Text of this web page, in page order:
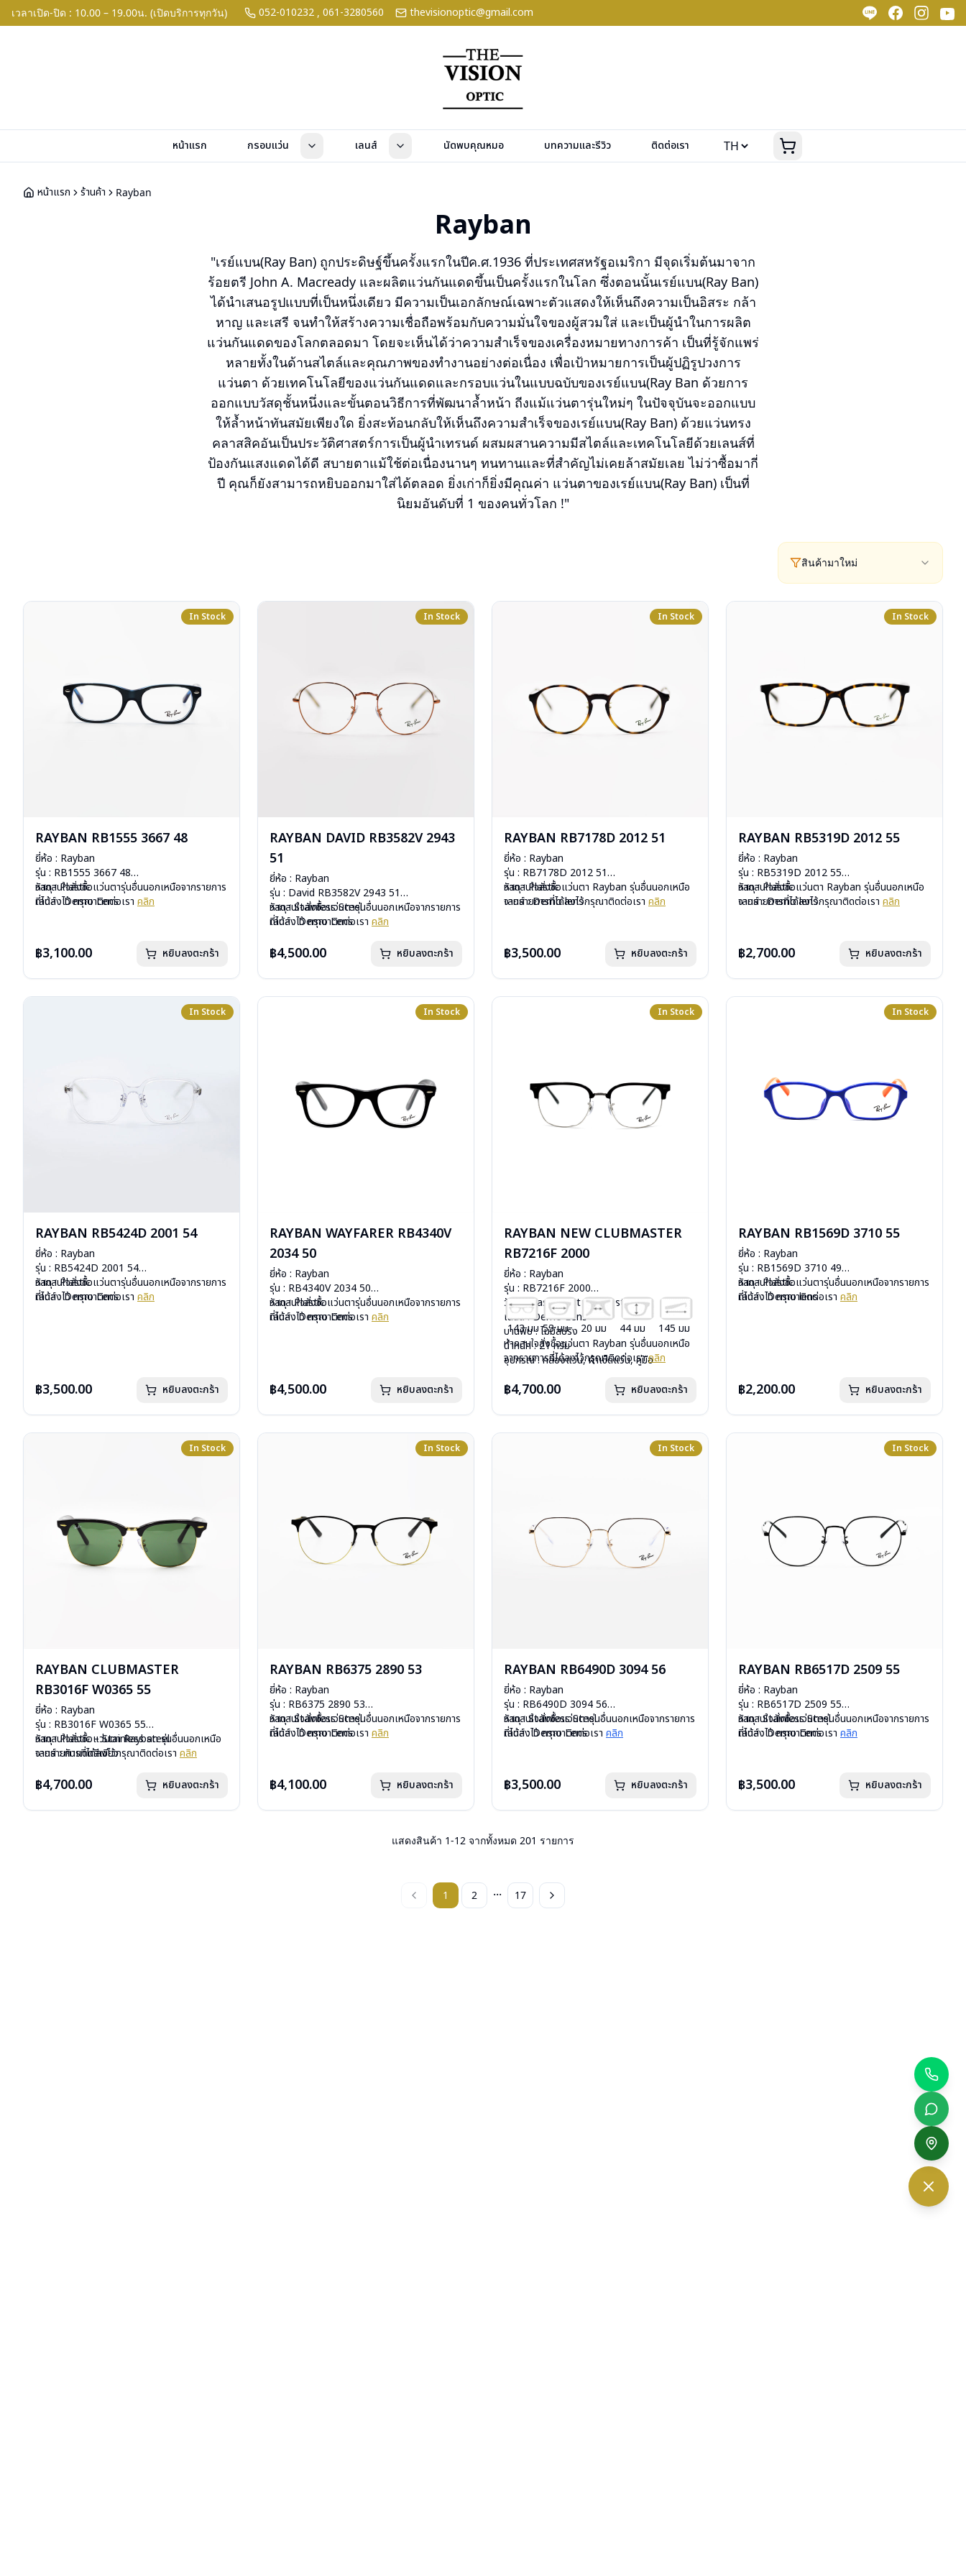
เวลาเปิด-ปิด : 10.00 – 19.00น. (เปิดบริการทุกวัน) 052-010232 , 061-3280560 thevisionoptic@gmail.com
หน้าแรก กรอบแว่น เลนส์ นัดพบคุณหมอ บทความและรีวิว ติดต่อเรา
หน้าแรก ร้านค้า Rayban
Rayban
"เรย์แบน(Ray Ban) ถูกประดิษฐ์ขึ้นครั้งแรกในปีค.ศ.1936 ที่ประเทศสหรัฐอเมริกา มีจุดเริ่มต้นมาจาก
ร้อยตรี John A. Macready และผลิตแว่นกันแดดขึ้นเป็นครั้งแรกในโลก ซึ่งตอนนั้นเรย์แบน(Ray Ban)
ได้นำเสนอรูปแบบที่เป็นหนึ่งเดียว มีความเป็นเอกลักษณ์เฉพาะตัวแสดงให้เห็นถึงความเป็นอิสระ กล้า
หาญ และเสรี จนทำให้สร้างความเชื่อถือพร้อมกับความมั่นใจของผู้สวมใส่ และเป็นผู้นำในการผลิต
แว่นกันแดดของโลกตลอดมา โดยจะเห็นได้ว่าความสำเร็จของเครื่องหมายทางการค้า เป็นที่รู้จักแพร่
หลายทั้งในด้านสไตล์และคุณภาพของทำงานอย่างต่อเนื่อง เพื่อเป้าหมายการเป็นผู้ปฏิรูปวงการ
แว่นตา ด้วยเทคโนโลยีของแว่นกันแดดและกรอบแว่นในแบบฉบับของเรย์แบน(Ray Ban ด้วยการ
ออกแบบวัสดุชั้นหนึ่งและขั้นตอนวิธีการที่พัฒนาล้ำหน้า ถีงแม้แว่นตารุ่นใหม่ๆ ในปัจจุบันจะออกแบบ
ให้ล้ำหน้าทันสมัยเพียงใด ยิ่งสะท้อนกลับให้เห็นถึงความสำเร็จของเรย์แบน(Ray Ban) ด้วยแว่นทรง
คลาสสิคอันเป็นประวัติศาสตร์การเป็นผู้นำเทรนด์ ผสมผสานความมีสไตล์และเทคโนโลยีด้วยเลนส์ที่
ป้องกันแสงแดดได้ดี สบายตาแม้ใช้ต่อเนื่องนานๆ ทนทานและที่สำคัญไม่เคยล้าสมัยเลย ไม่ว่าซื้อมากี่
ปี คุณก็ยังสามารถหยิบออกมาใส่ได้ตลอด ยิ่งเก่าก็ยิ่งมีคุณค่า แว่นตาของเรย์แบน(Ray Ban) เป็นที่
นิยมอันดับที่ 1 ของคนทั่วโลก !"
สินค้ามาใหม่
In Stock
RAYBAN RB1555 3667 48
ยี่ห้อ : Rayban
รุ่น : RB1555 3667 48
วัสดุ : Plastic
เลนส์ : Demo Lens
อุปกรณ์ : กล่องแว่น, ผ้าเช็ดแว่น, คู่มือ
การรับประกัน : 2 ปี (ประกันศูนย์ Luxottica )
หากสนใจสั่งชื้อแว่นตารุ่นอื่นนอกเหนือจากรายการ
ที่ได้ลงไว้ กรุณาติดต่อเรา คลิก
฿3,100.00 หยิบลงตะกร้า
In Stock
RAYBAN DAVID RB3582V 2943
51
ยี่ห้อ : Rayban
รุ่น : David RB3582V 2943 51
วัสดุ : Stainless Steel
เลนส์ : Demo Lens
น้ำหนัก : 18 กรัม
การรับประกัน : 2 ปี (ประกันศูนย์ Luxottica )
หากสนใจสั่งชื้อแว่นตารุ่นอื่นนอกเหนือจากรายการ
ที่ได้ลงไว้ กรุณาติดต่อเรา คลิก
฿4,500.00 หยิบลงตะกร้า
In Stock
RAYBAN RB7178D 2012 51
ยี่ห้อ : Rayban
รุ่น : RB7178D 2012 51
วัสดุ : Plastic
เลนส์ : Demo lens
อุปกรณ์ : กล่องแว่น, ผ้าเช็ดแว่น, คู่มือ
การรับประกัน : 2 ปี (ประกันศูนย์ Luxottica)
หากสนใจสั่งชื้อแว่นตา Rayban รุ่นอื่นนอกเหนือ
จากรายการที่ได้ลงไว้กรุณาติดต่อเรา คลิก
฿3,500.00 หยิบลงตะกร้า
In Stock
RAYBAN RB5319D 2012 55
ยี่ห้อ : Rayban
รุ่น : RB5319D 2012 55
วัสดุ : Plastic
เลนส์ : Demo lens
อุปกรณ์ : กล่องแว่น, ผ้าเช็ดแว่น, คู่มือ
การรับประกัน : 2 ปี (ประกันศูนย์ Luxottica)
หากสนใจสั่งชื้อแว่นตา Rayban รุ่นอื่นนอกเหนือ
จากรายการที่ได้ลงไว้กรุณาติดต่อเรา คลิก
฿2,700.00 หยิบลงตะกร้า
In Stock
RAYBAN RB5424D 2001 54
ยี่ห้อ : Rayban
รุ่น : RB5424D 2001 54
วัสดุ : Plastic
เลนส์ : Demo Lens
หากสนใจสั่งชื้อแว่นตารุ่นอื่นนอกเหนือจากรายการ
ที่ได้ลงไว้ กรุณาติดต่อเรา คลิก
฿3,500.00 หยิบลงตะกร้า
In Stock
RAYBAN WAYFARER RB4340V
2034 50
ยี่ห้อ : Rayban
รุ่น : RB4340V 2034 50
วัสดุ : Plastic
เลนส์ : Demo Lens
หากสนใจสั่งชื้อแว่นตารุ่นอื่นนอกเหนือจากรายการ
ที่ได้ลงไว้ กรุณาติดต่อเรา คลิก
฿4,500.00 หยิบลงตะกร้า
In Stock
RAYBAN NEW CLUBMASTER
RB7216F 2000
ยี่ห้อ : Rayban
รุ่น : RB7216F 2000
วัสดุ : Plastic – Stainless steel
เลนส์ : Demo Lens
บานพับ : ไม่มีสปริง
น้ำหนัก : 21 กรัม
อุปกรณ์ : กล่องแว่น, ผ้าเช็ดแว่น, คู่มือ
143 มม 53 มม 20 มม 44 มม
145 มม
หากสนใจสั่งชื้อแว่นตา Rayban รุ่นอื่นนอกเหนือ
จากรายการที่ได้ลงไว้กรุณาติดต่อเราคลิก
฿4,700.00 หยิบลงตะกร้า
In Stock
RAYBAN RB1569D 3710 55
ยี่ห้อ : Rayban
รุ่น : RB1569D 3710 49
วัสดุ : Plastic
เลนส์ : Demo lens
หากสนใจสั่งชื้อแว่นตารุ่นอื่นนอกเหนือจากรายการ
ที่ได้ลงไว้ กรุณาติดต่อเรา คลิก
฿2,200.00 หยิบลงตะกร้า
In Stock
RAYBAN CLUBMASTER
RB3016F W0365 55
ยี่ห้อ : Rayban
รุ่น : RB3016F W0365 55
วัสดุ : Plastic – Stainless steel
เลนส์ : กันแดดสีเขียว
น้ำหนัก : 42 กรัม
การรับประกัน : 2 ปี (ประกันศูนย์ Luxottica)
หากสนใจสั่งชื้อแว่นตา Rayban รุ่นอื่นนอกเหนือ
จากรายการที่ได้ลงไว้กรุณาติดต่อเรา คลิก
฿4,700.00 หยิบลงตะกร้า
In Stock
RAYBAN RB6375 2890 53
ยี่ห้อ : Rayban
รุ่น : RB6375 2890 53
วัสดุ : Stainless Steel
เลนส์ : Demo Lens
อุปกรณ์ : กล่องแว่น, ผ้าเช็ดแว่น, คู่มือ
การรับประกัน : 2 ปี (ประกันศูนย์ Luxottica )
หากสนใจสั่งชื้อแว่นตารุ่นอื่นนอกเหนือจากรายการ
ที่ได้ลงไว้ กรุณาติดต่อเรา คลิก
฿4,100.00 หยิบลงตะกร้า
In Stock
RAYBAN RB6490D 3094 56
ยี่ห้อ : Rayban
รุ่น : RB6490D 3094 56
วัสดุ : Stainless Steel
เลนส์ : Demo Lens
อุปกรณ์ : กล่องแว่น, ผ้าเช็ดแว่น, คู่มือ
การรับประกัน : 2 ปี (ประกันศูนย์ Luxottica )
หากสนใจสั่งชื้อแว่นตารุ่นอื่นนอกเหนือจากรายการ
ที่ได้ลงไว้ กรุณาติดต่อเรา คลิก
฿3,500.00 หยิบลงตะกร้า
In Stock
RAYBAN RB6517D 2509 55
ยี่ห้อ : Rayban
รุ่น : RB6517D 2509 55
วัสดุ : Stainless Steel
เลนส์ : Demo Lens
อุปกรณ์ : กล่องแว่น, ผ้าเช็ดแว่น, คู่มือ
การรับประกัน : 2 ปี (ประกันศูนย์ Luxottica )
หากสนใจสั่งชื้อแว่นตารุ่นอื่นนอกเหนือจากรายการ
ที่ได้ลงไว้ กรุณาติดต่อเรา คลิก
฿3,500.00 หยิบลงตะกร้า
แสดงสินค้า 1-12 จากทั้งหมด 201 รายการ
1 2 ... 17